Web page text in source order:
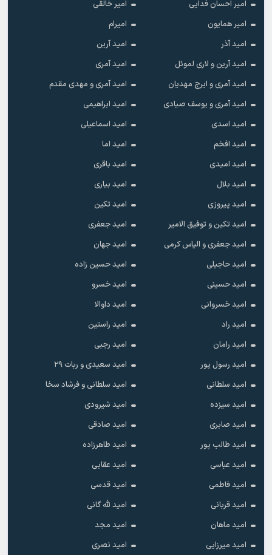
امیر احسان فدایی
امیر خالقى
امیر همایون
امیرام
امید آذر
امید آرین
امید آرین و لاری لموئل
امید آمری
امید آمری و ایرج مهدیان
امید آمری و مهدی مقدم
امید آمری و یوسف صیادی
امید ابراهیمی
امید اسدی
امید اسماعیلی
امید افخم
امید اما
امید امیدی
امید باقری
امید بلال
امید بیاری
امید پیروزی
امید تکین
امید تکین و توفیق الامیر
امید جعفری
امید جعفری و الیاس کرمی
امید جهان
امید حاجیلی
امید حسین زاده
امید حسینی
امید خسرو
امید خسروانی
امید داوالا
امید راد
امید راستین
امید رامان
امید رجبی
امید رسول پور
امید سعیدی و ربات ۲۹
امید سلطانی
امید سلطانی و فرشاد سخا
امید سیزده
امید شیرودی
امید صابری
امید صادقی
امید طالب پور
امید طاهرزاده
امید عباسی
امید عقابی
امید فاطمی
امید قدسی
امید قربانی
امید لله گانی
امید ماهان
امید مجد
امید میرزایی
امید نصری